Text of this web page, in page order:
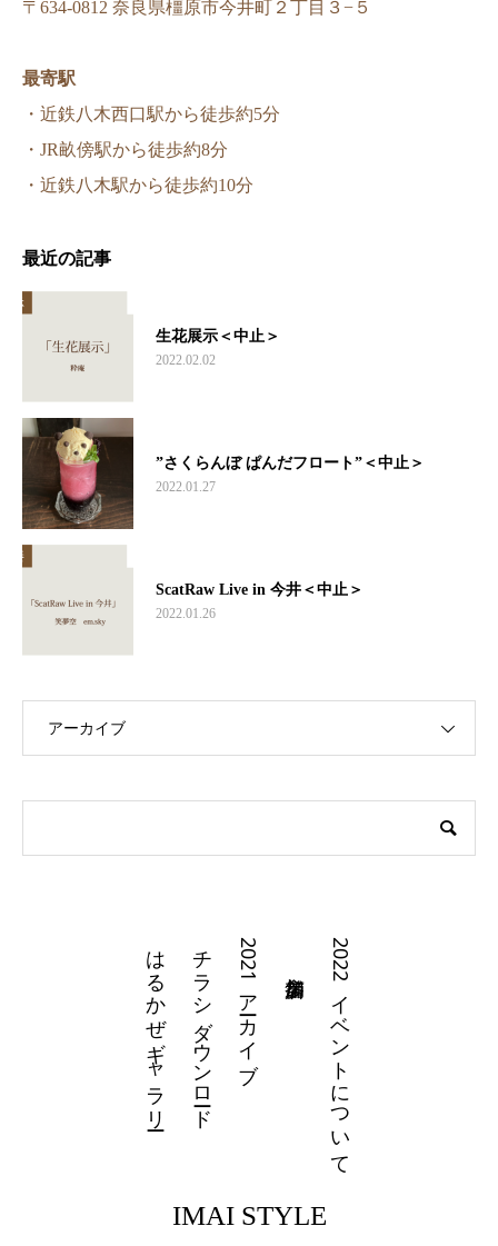
〒634-0812 奈良県橿原市今井町２丁目３−５
最寄駅
・近鉄八木西口駅から徒歩約5分
・JR畝傍駅から徒歩約8分
・近鉄八木駅から徒歩約10分
最近の記事
生花展示＜中止＞
2022.02.02
”さくらんぼ ぱんだフロート”＜中止＞
2022.01.27
ScatRaw Live in 今井＜中止＞
2022.01.26
アーカイブ
2022イベントについて
2021アーカイブ
チラシダウンロード
はるかぜギャラリー
IMAI STYLE